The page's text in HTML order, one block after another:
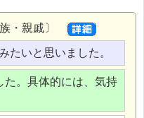
・親戚〕
たいと思いました。
た。具体的には、気持